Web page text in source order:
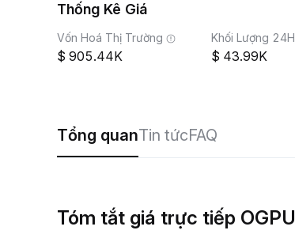
Thống Kê Giá
Vốn Hoá Thị Trường
905.44K
Khối Lượng 24H
43.99K
Tổng quanTin tứcFAQ
Tóm tắt giá trực tiếp OGPU